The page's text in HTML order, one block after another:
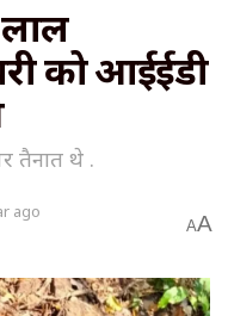
को आईईडी
तैनात थे .
ago
AA